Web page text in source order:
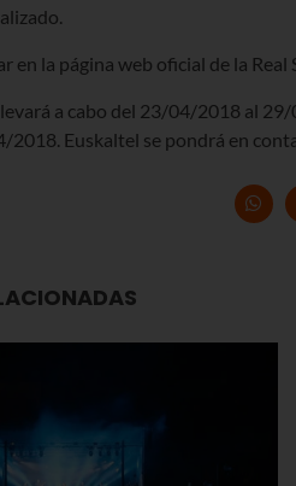
en la página web oficial de la Real
a cabo del 23/04/2018 al
2018. Euskaltel se pondrá en